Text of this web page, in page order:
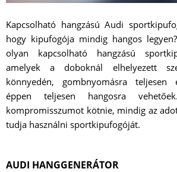
Kapcsolható hangzású Audi
hogy kipufogója mindig hangos
olyan kapcsolható hangzású
amelyek a doboknál elhelyezett
könnyedén, gombnyomásra teljesen
éppen teljesen hangosra
kompromisszumot kötnie, mindig az
tudja használni sportkipufogóját.
AUDI HANGGENERÁTOR